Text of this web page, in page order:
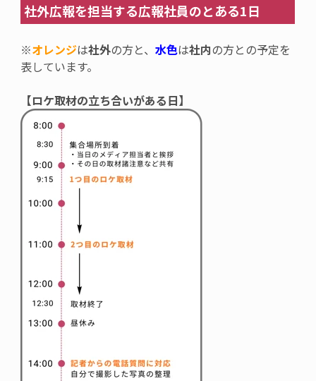
社外広報を担当する広報社員のとある1日
※オレンジは社外の方と、水色は社内の方との予定を
表しています。
【ロケ取材の立ち合いがある日】